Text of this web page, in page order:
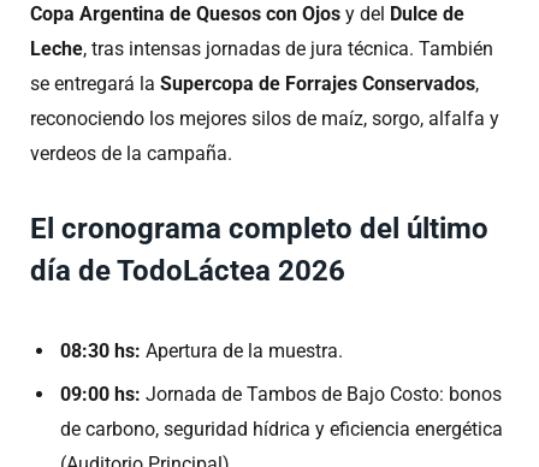
Copa Argentina de Quesos con Ojos y del Dulce de
Leche, tras intensas jornadas de jura técnica. También
se entregará la Supercopa de Forrajes Conservados,
reconociendo los mejores silos de maíz, sorgo, alfalfa y
verdeos de la campaña.
El cronograma completo del último
día de TodoLáctea 2026
08:30 hs: Apertura de la muestra.
09:00 hs: Jornada de Tambos de Bajo Costo: bonos
de carbono, seguridad hídrica y eficiencia energética